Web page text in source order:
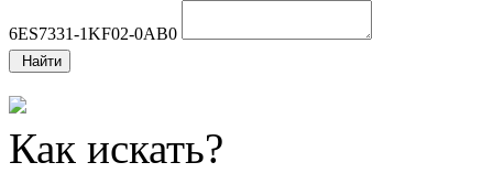
6ES7331-1KF02-0AB0
Найти
Как искать?